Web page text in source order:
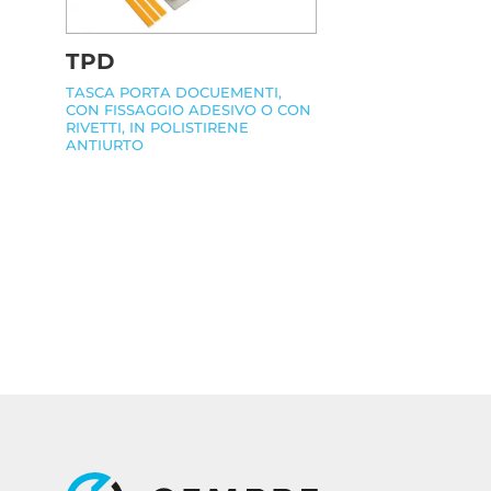
TPD
TASCA PORTA DOCUEMENTI,
CON FISSAGGIO ADESIVO O CON
RIVETTI, IN POLISTIRENE
ANTIURTO